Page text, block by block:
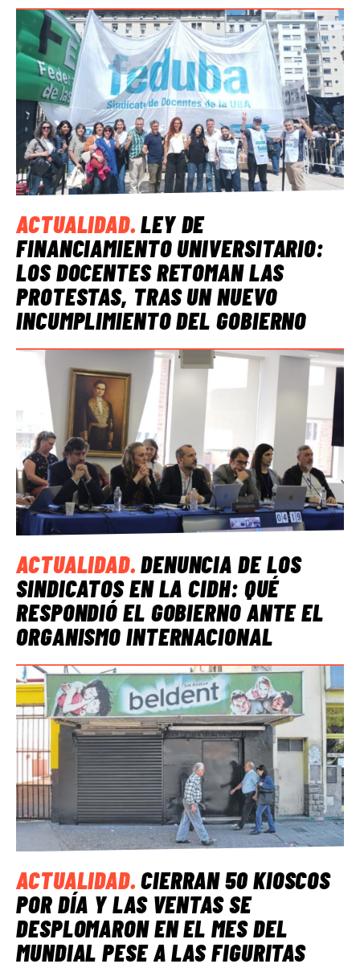
ACTUALIDAD.LEY DE
FINANCIAMIENTO UNIVERSITARIO:
LOS DOCENTES RETOMAN LAS
PROTESTAS, TRAS UN NUEVO
INCUMPLIMIENTO DEL GOBIERNO
ACTUALIDAD.DENUNCIA DE LOS
SINDICATOS EN LA CIDH: QUÉ
RESPONDIÓ EL GOBIERNO ANTE EL
ORGANISMO INTERNACIONAL
ACTUALIDAD.CIERRAN 50 KIOSCOS
POR DÍA Y LAS VENTAS SE
DESPLOMARON EN EL MES DEL
MUNDIAL PESE A LAS FIGURITAS